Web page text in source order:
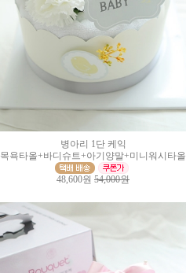
병아리 1단 케익
목욕타올+바디슈트+아기양말+미니워시타올
48,600원 54,000원